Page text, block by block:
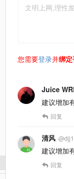
您需要登录并绑
Juice
建议增加
回复
清风 @
建议增加
回复